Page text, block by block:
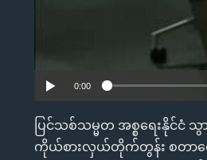
0:00
ပြင်သစ်သမ္မတ အစ္စရေးနိုင်ငံ
ကိုယ်စားလှယ်တိုက်တွန်း စတာတွေအ